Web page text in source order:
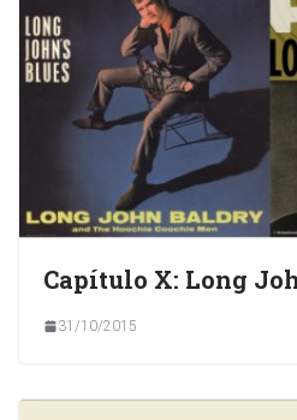
Capítulo X: Long
31/10/2015